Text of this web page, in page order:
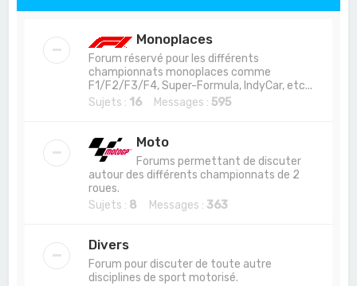
Monoplaces
Forum réservé pour les différents
championnats monoplaces comme
F1/F2/F3/F4, Super-Formula, IndyCar, etc...
Sujets : 16 Messages : 595
Moto
Forums permettant de discuter
autour des différents championnats de 2
roues.
Sujets : 8 Messages : 363
Divers
Forum pour discuter de toute autre
disciplines de sport motorisé.